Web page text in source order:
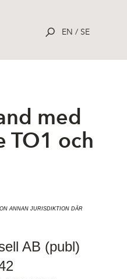
EN / SE
med
TO1 och
ANNAN JURISDIKTION DÄR
AB (publ)